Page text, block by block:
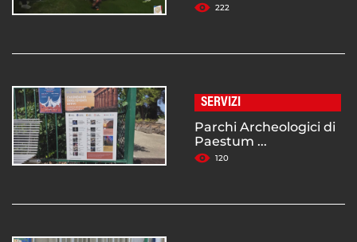
222
SERVIZI
Parchi Archeologici di
Paestum ...
120